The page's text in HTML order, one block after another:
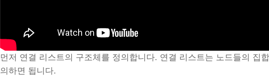
먼저 연결 리스트의 구조체를 정의합니다. 연결 리스트는 노드들의 집
의하면 됩니다.